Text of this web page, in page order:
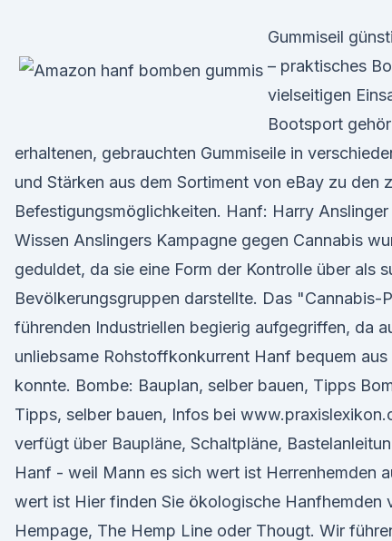
Gummiseil
– praktisches
vielseitigen
Bootsport
erhaltenen, gebrauchten Gummiseile in
und Stärken aus dem Sortiment von eBay zu den
Befestigungsmöglichkeiten. Hanf: Harry
Wissen Anslingers Kampagne gegen Cannabis
geduldet, da sie eine Form der Kontrolle über als
Bevölkerungsgruppen darstellte. Das "Cannabis-
führenden Industriellen begierig aufgegriffen, da
unliebsame Rohstoffkonkurrent Hanf bequem
konnte. Bombe: Bauplan, selber bauen, Tipps
Tipps, selber bauen, Infos bei
verfügt über Baupläne, Schaltpläne,
Hanf - weil Mann es sich wert ist Herrenhemden
wert ist Hier finden Sie ökologische Hanfhemden
Hempage, The Hemp Line oder Thougt. Wir